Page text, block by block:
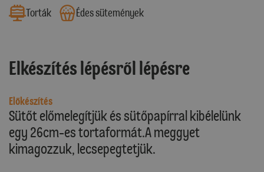
Torták
Édes sütemények
Elkészítés lépésről lépésre
Előkészítés
Sütőt előmelegítjük és sütőpapírral kibélelünk
egy 26cm-es tortaformát.A meggyet
kimagozzuk, lecsepegtetjük.